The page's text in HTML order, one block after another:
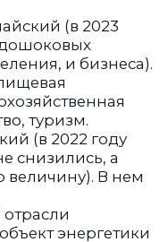
(в 2022 году
снизились, а
величину). В нем
энергетики
завод,
рынка и др.
ученым